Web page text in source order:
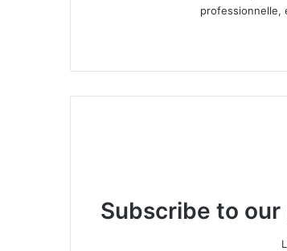
professionnelle,
te
Subscribe to